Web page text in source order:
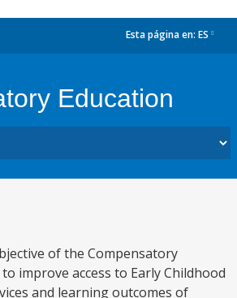
Esta página en: ES
Education
of the Compensatory
improve access to Early Childhood
and learning outcomes of